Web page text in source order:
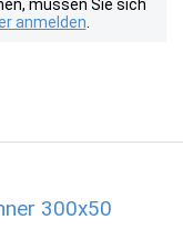
müssen Sie sich
anmelden
300x50